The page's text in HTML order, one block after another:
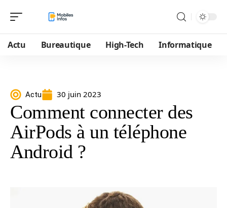
Actu Bureautique High-Tech Informatique
Actu 30 juin 2023
Comment connecter des
AirPods à un téléphone
Android ?